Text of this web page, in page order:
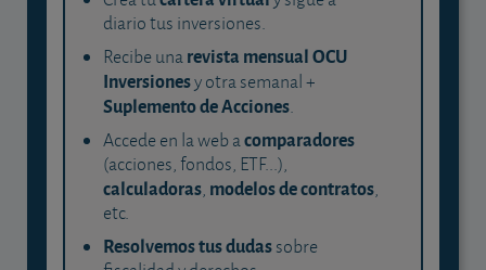
diario tus inversiones.
Recibe unarevista mensual OCU
Inversionesy otra semanal +
Suplemento de Acciones.
Accede en la web acomparadores
(acciones, fondos, ETF...),
calculadoras, modelos de contratos,
etc.
Resolvemos tus dudassobre